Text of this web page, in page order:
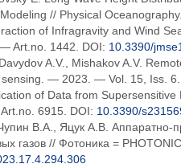
// Physical
of Infragravity and Wind
Art.no. 1442. DOI: 10.3390/
A.V., Mishakov A.V.
— 2023. — Vol. 15, Iss.
of Data from
6915. DOI: 10.3390/
В.А., Яцук А.В. Аппаратно-
газов // Фотоника =